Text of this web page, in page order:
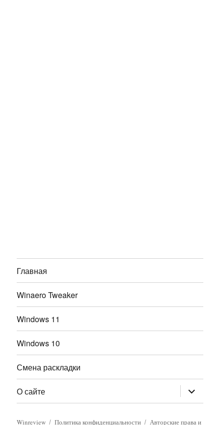
Главная
Winaero Tweaker
Windows 11
Windows 10
Смена раскладки
О сайте раскрыть
дочернее
меню
Winreview Политика конфиденциальности Авторские права и